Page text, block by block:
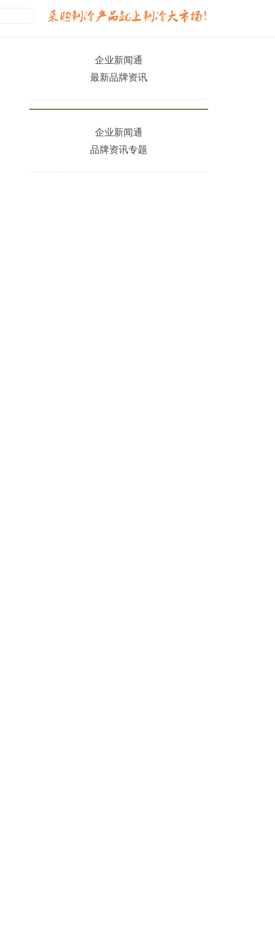
企业新闻通
最新品牌资讯
企业新闻通
品牌资讯专题